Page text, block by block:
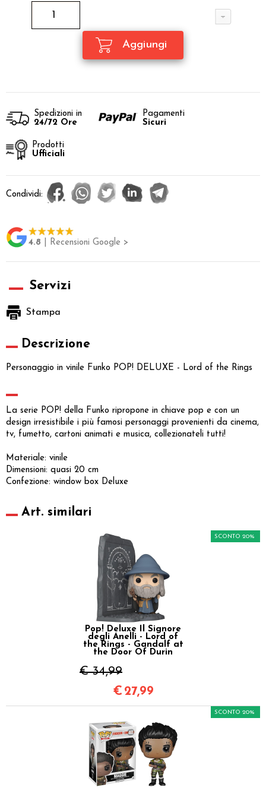
Spedizioni in
24/72 Ore
Pagamenti
Sicuri
Prodotti
Ufficiali
Condividi:
4.8 | Recensioni Google >
Servizi
Stampa
Descrizione
Personaggio in vinile Funko POP! DELUXE - Lord of the Rings
La serie POP! della Funko ripropone in chiave pop e con un
design irresistibile i più famosi personaggi provenienti da cinema,
tv, fumetto, cartoni animati e musica, collezionateli tutti!
Materiale: vinile
Dimensioni: quasi 20 cm
Confezione: window box Deluxe
Art. similari
Pop! Deluxe Il Signore
degli Anelli - Lord of
the Rings - Gandalf at
the Door Of Durin
€ 34,99
SCONTO 20%
€ 27,99
SCONTO 20%